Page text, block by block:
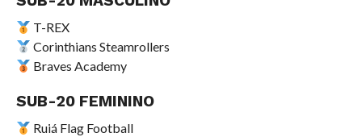
T-REX
Corinthians Steamrollers
Braves Academy
SUB-20 FEMININO
Ruiá Flag Football